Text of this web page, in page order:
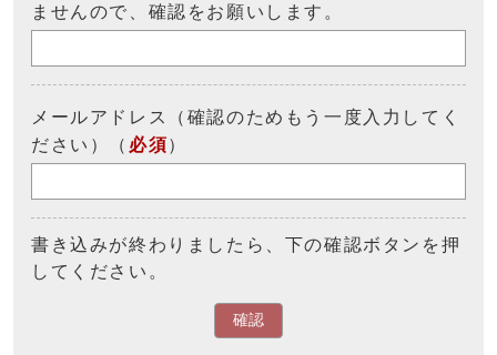
ませんので、確認をお願いします。
メールアドレス（確認のためもう一度入力してく
ださい）（ 必須）
書き込みが終わりましたら、下の確認ボタンを押
してください。
確認